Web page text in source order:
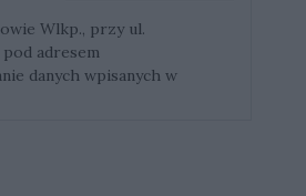
Wlkp., przy ul.
pod adresem
danych wpisanych w